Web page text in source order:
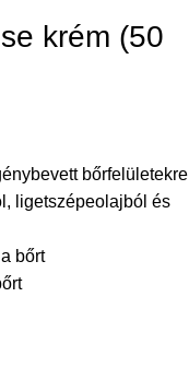
krém (50
bőrfelületekre
ligetszépeolajból és
bőrt